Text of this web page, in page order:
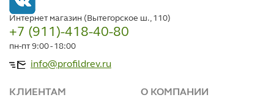
Интернет магазин (Вытегорское ш., 110)
+7 (911)-418-40-80
пн-пт 9:00 - 18:00
info@profildrev.ru
КЛИЕНТАМ
О КОМПАНИИ